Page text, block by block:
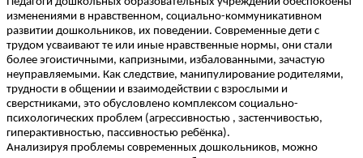
изменениями в нравственном, социально-коммуникативном
развитии дошкольников, их поведении. Современные дети с
трудом усваивают те или иные нравственные нормы, они стали
более эгоистичными, капризными, избалованными, зачастую
неуправляемыми. Как следствие, манипулирование родителями,
трудности в общении и взаимодействии с взрослыми и
сверстниками, это обусловлено комплексом социально-
психологических проблем (агрессивностью , застенчивостью,
гиперактивностью, пассивностью ребёнка).
Анализируя проблемы современных дошкольников, можно